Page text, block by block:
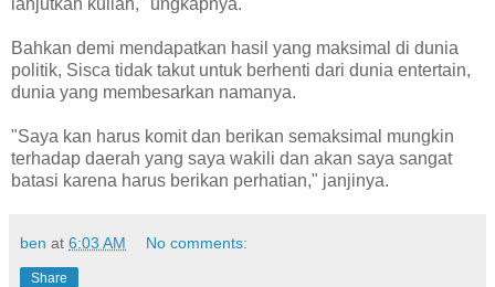
Bahkan demi mendapatkan hasil yang maksimal di dunia
politik, Sisca tidak takut untuk berhenti dari dunia entertain,
dunia yang membesarkan namanya.
"Saya kan harus komit dan berikan semaksimal mungkin
terhadap daerah yang saya wakili dan akan saya sangat
batasi karena harus berikan perhatian," janjinya.
ben at 6:03 AM No comments:
Share